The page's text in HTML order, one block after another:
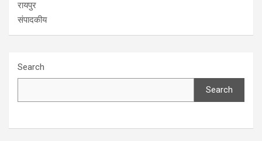
रायपुर
संपादकीय
Search
Search